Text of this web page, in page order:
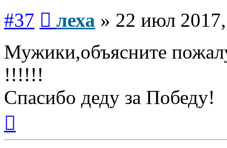
#37 леха » 22 июл
Мужики,объясните
!!!!!!
Спасибо деду за Победу!
началу